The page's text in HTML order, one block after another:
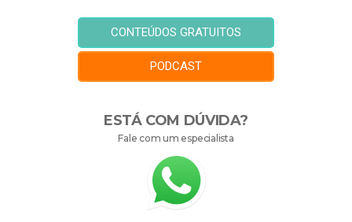
CONTEÚDOS GRATUITOS
PODCAST
ESTÁ COM DÚVIDA?
Fale com um especialista